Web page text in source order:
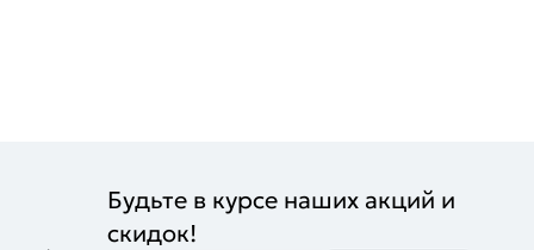
Будьте в курсе наших акций и
скидок!